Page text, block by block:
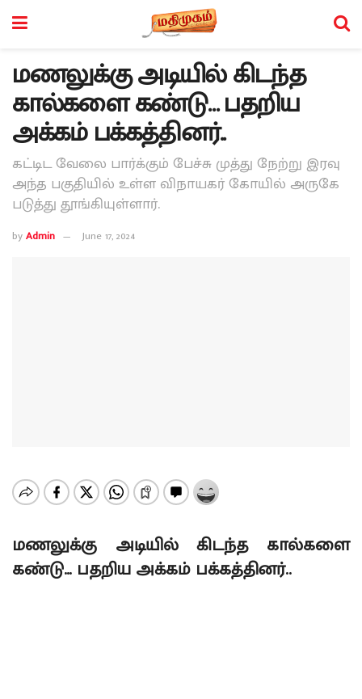
மணலுக்கு அடியில் கிடந்த
கால்களை கண்டு… பதறிய
அக்கம் பக்கத்தினர்..
கட்டிட வேலை பார்க்கும் பேச்சு முத்து நேற்று இரவு
அந்த பகுதியில் உள்ள விநாயகர் கோயில் அருகே
படுத்து தூங்கியுள்ளார்.
byAdmin June 17, 2024
மணலுக்கு அடியில் கிடந்த கால்களை
கண்டு… பதறிய அக்கம் பக்கத்தினர்..